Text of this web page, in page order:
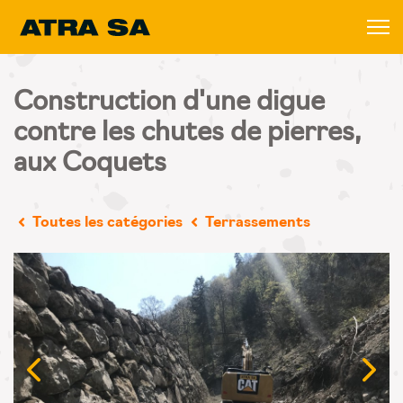
Construction d'une digue
contre les chutes de pierres,
aux Coquets
Toutes les catégories Terrassements